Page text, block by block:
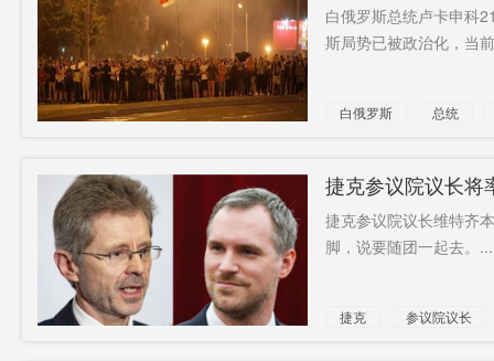
白俄罗斯总统卢卡申科
斯局势已被政治化，当
白俄罗斯 总统
捷克参议院议长将
捷克参议院议长维特齐
脚，说要随团一起去。...
捷克
参议院议长